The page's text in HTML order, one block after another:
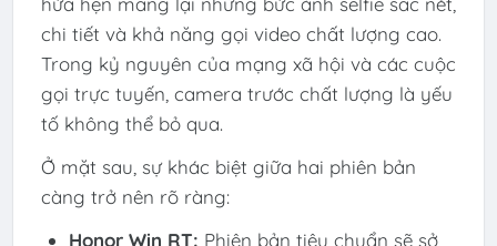
chi tiết và khả năng gọi video chất lượng cao.
Trong kỷ nguyên của mạng xã hội và các cuộc
gọi trực tuyến, camera trước chất lượng là yếu
tố không thể bỏ qua.
Ở mặt sau, sự khác biệt giữa hai phiên bản
càng trở nên rõ ràng:
Honor Win RT: Phiên bản tiêu chuẩn sẽ sở